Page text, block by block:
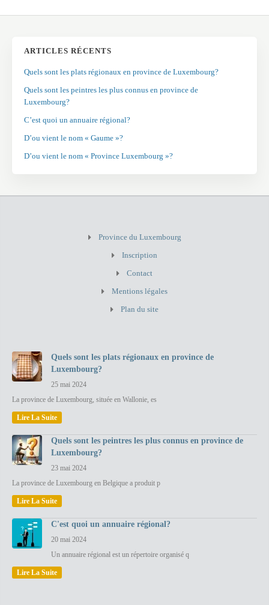
ARTICLES RÉCENTS
Quels sont les plats régionaux en province de Luxembourg?
Quels sont les peintres les plus connus en province de
Luxembourg?
C’est quoi un annuaire régional?
D’ou vient le nom « Gaume »?
D’ou vient le nom « Province Luxembourg »?
Province du Luxembourg
Inscription
Contact
Mentions légales
Plan du site
Quels sont les plats régionaux en province de
Luxembourg?
25 mai 2024
La province de Luxembourg, située en Wallonie, es
Lire La Suite
Quels sont les peintres les plus connus en province de
Luxembourg?
23 mai 2024
La province de Luxembourg en Belgique a produit p
Lire La Suite
C'est quoi un annuaire régional?
20 mai 2024
Un annuaire régional est un répertoire organisé q
Lire La Suite